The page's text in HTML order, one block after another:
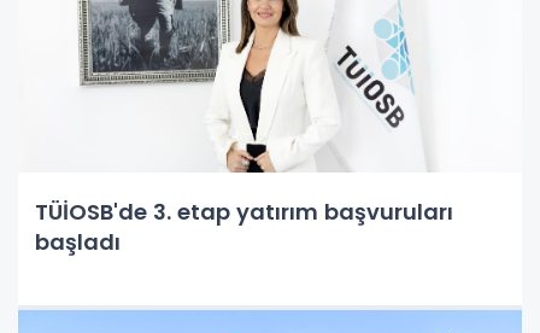
TÜİOSB'de 3. etap yatırım başvuruları
başladı